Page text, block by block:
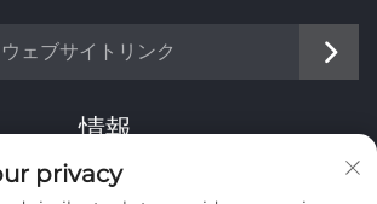
ウェブサイトリンク
情報
ーを受け取るにはサインアップしてくだ
privacy